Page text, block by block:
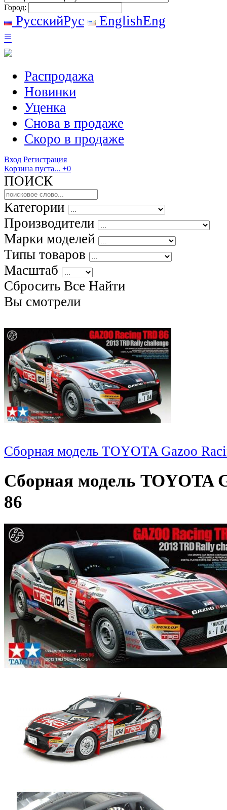
Город:
РусскийРус EnglishEng
≡
Распродажа
Новинки
Уценка
Снова в продаже
Скоро в продаже
Вход Регистрация
Корзина пуста... +0
ПОИСК
Категории
Производители
Марки моделей
Типы товаров
Масштаб
Сбросить Все Найти
Вы смотрели
Сборная модель TOYOTA Gazoo
Сборная модель TOYOTA
86